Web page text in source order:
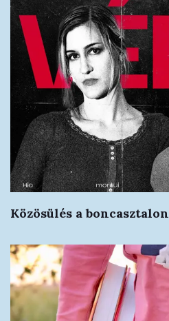
Közösülés a boncasztalon